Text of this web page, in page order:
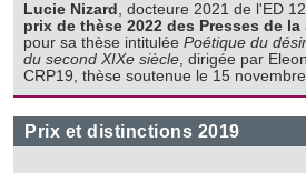
Lucie Nizard , docteure 2021 de l'ED
prix de thèse 2022 des Presses de
pour sa thèse intitulée Poétique du
du second XIXe siècle, dirigée par
CRP19, thèse soutenue le 15
Prix et distinctions 2019